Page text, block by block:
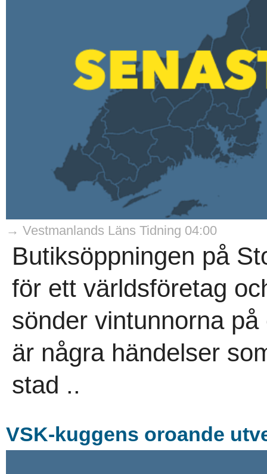
→ Vestmanlands Läns Tidning 04:00
Butiksöppningen på
för ett världsföretag
sönder vintunnorna
är några händelser
stad ..
VSK-kuggens oroande